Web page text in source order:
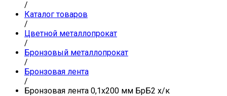
/
Каталог товаров
/
Цветной металлопрокат
/
Бронзовый металлопрокат
/
Бронзовая лента
/
Бронзовая лента 0,1х200 мм БрБ2 х/к